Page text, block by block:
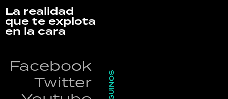
La realidad
que te explota
en la cara
Facebook
Twitter
SEGUINOS